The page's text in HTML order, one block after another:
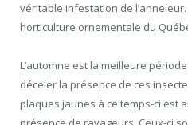
véritable infestation de
horticulture ornementale du
L’automne est la meilleure
déceler la présence de ces
plaques jaunes à ce temps-ci est